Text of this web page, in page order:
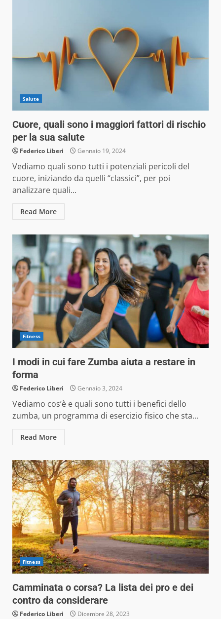
Salute
Cuore, quali sono i maggiori fattori di rischio
per la sua salute
Federico Liberi Gennaio 19, 2024
Vediamo quali sono tutti i potenziali pericoli del
cuore, iniziando da quelli “classici”, per poi
analizzare quali...
Read More
Fitness
I modi in cui fare Zumba aiuta a restare in
forma
Federico Liberi Gennaio 3, 2024
Vediamo cos’è e quali sono tutti i benefici dello
zumba, un programma di esercizio fisico che sta...
Read More
Fitness
Camminata o corsa? La lista dei pro e dei
contro da considerare
Federico Liberi Dicembre 28, 2023